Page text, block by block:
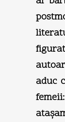
aduc